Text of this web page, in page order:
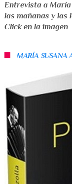
Entrevista a María
las mañanas y las
Click en la imagen
MARÍA SUSANA